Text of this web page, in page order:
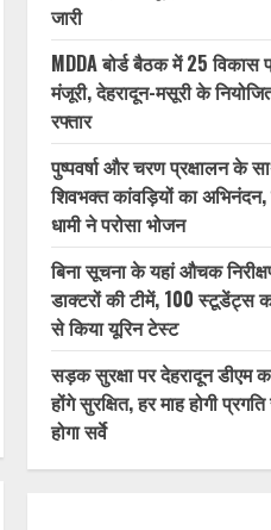
जारी
MDDA बोर्ड बैठक में 25 विकास
मंजूरी, देहरादून-मसूरी के
रफ्तार
पुष्पवर्षा और चरण प्रक्षालन के
शिवभक्त कांवड़ियों का
धामी ने परोसा भोजन
बिना सूचना के यहां औचक
डाक्टरों की टीमें, 100 स्टूडेंट्स
से किया यूरिन टेस्ट
सड़क सुरक्षा पर देहरादून डीएम
होंगे सुरक्षित, हर माह होगी
होगा सर्वे